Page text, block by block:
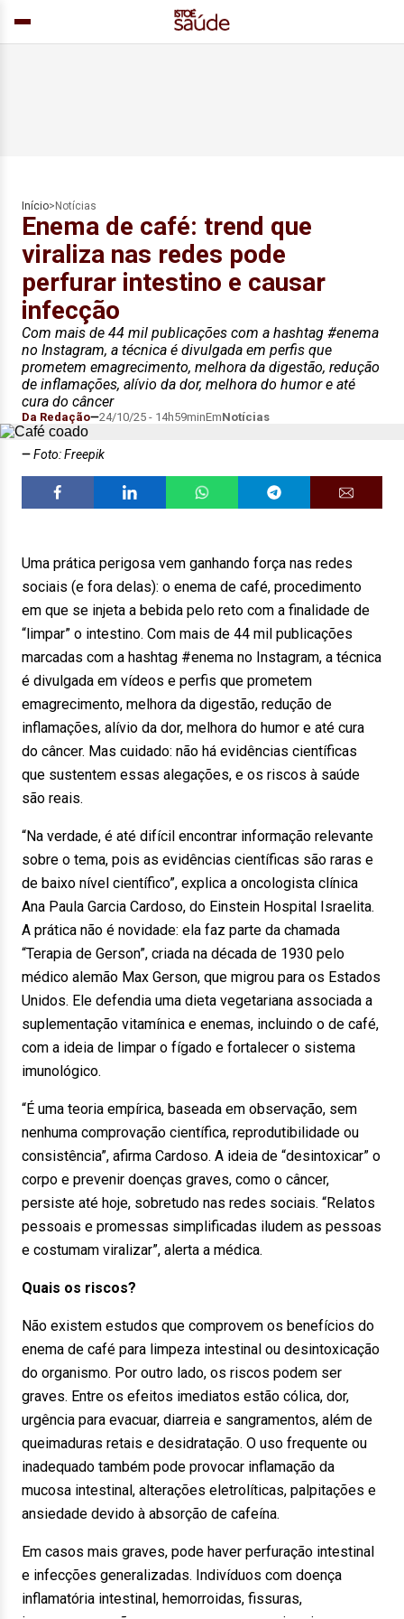
Início> Notícias
Enema de café: trend que
viraliza nas redes pode
perfurar intestino e causar
infecção
Com mais de 44 mil publicações com a hashtag #enema
no Instagram, a técnica é divulgada em perfis que
prometem emagrecimento, melhora da digestão, redução
de inflamações, alívio da dor, melhora do humor e até
cura do câncer
Da Redação 24/10/25 - 14h59minEmNotícias
Foto: Freepik
Uma prática perigosa vem ganhando força nas redes
sociais (e fora delas): o enema de café, procedimento
em que se injeta a bebida pelo reto com a finalidade de
“limpar” o intestino. Com mais de 44 mil publicações
marcadas com a hashtag #enema no Instagram, a técnica
é divulgada em vídeos e perfis que prometem
emagrecimento, melhora da digestão, redução de
inflamações, alívio da dor, melhora do humor e até cura
do câncer. Mas cuidado: não há evidências científicas
que sustentem essas alegações, e os riscos à saúde
são reais.
“Na verdade, é até difícil encontrar informação relevante
sobre o tema, pois as evidências científicas são raras e
de baixo nível científico”, explica a oncologista clínica
Ana Paula Garcia Cardoso, do Einstein Hospital Israelita.
A prática não é novidade: ela faz parte da chamada
“Terapia de Gerson”, criada na década de 1930 pelo
médico alemão Max Gerson, que migrou para os Estados
Unidos. Ele defendia uma dieta vegetariana associada a
suplementação vitamínica e enemas, incluindo o de café,
com a ideia de limpar o fígado e fortalecer o sistema
imunológico.
“É uma teoria empírica, baseada em observação, sem
nenhuma comprovação científica, reprodutibilidade ou
consistência”, afirma Cardoso. A ideia de “desintoxicar” o
corpo e prevenir doenças graves, como o câncer,
persiste até hoje, sobretudo nas redes sociais. “Relatos
pessoais e promessas simplificadas iludem as pessoas
e costumam viralizar”, alerta a médica.
Quais os riscos?
Não existem estudos que comprovem os benefícios do
enema de café para limpeza intestinal ou desintoxicação
do organismo. Por outro lado, os riscos podem ser
graves. Entre os efeitos imediatos estão cólica, dor,
urgência para evacuar, diarreia e sangramentos, além de
queimaduras retais e desidratação. O uso frequente ou
inadequado também pode provocar inflamação da
mucosa intestinal, alterações eletrolíticas, palpitações e
ansiedade devido à absorção de cafeína.
Em casos mais graves, pode haver perfuração intestinal
e infecções generalizadas. Indivíduos com doença
inflamatória intestinal, hemorroidas, fissuras,